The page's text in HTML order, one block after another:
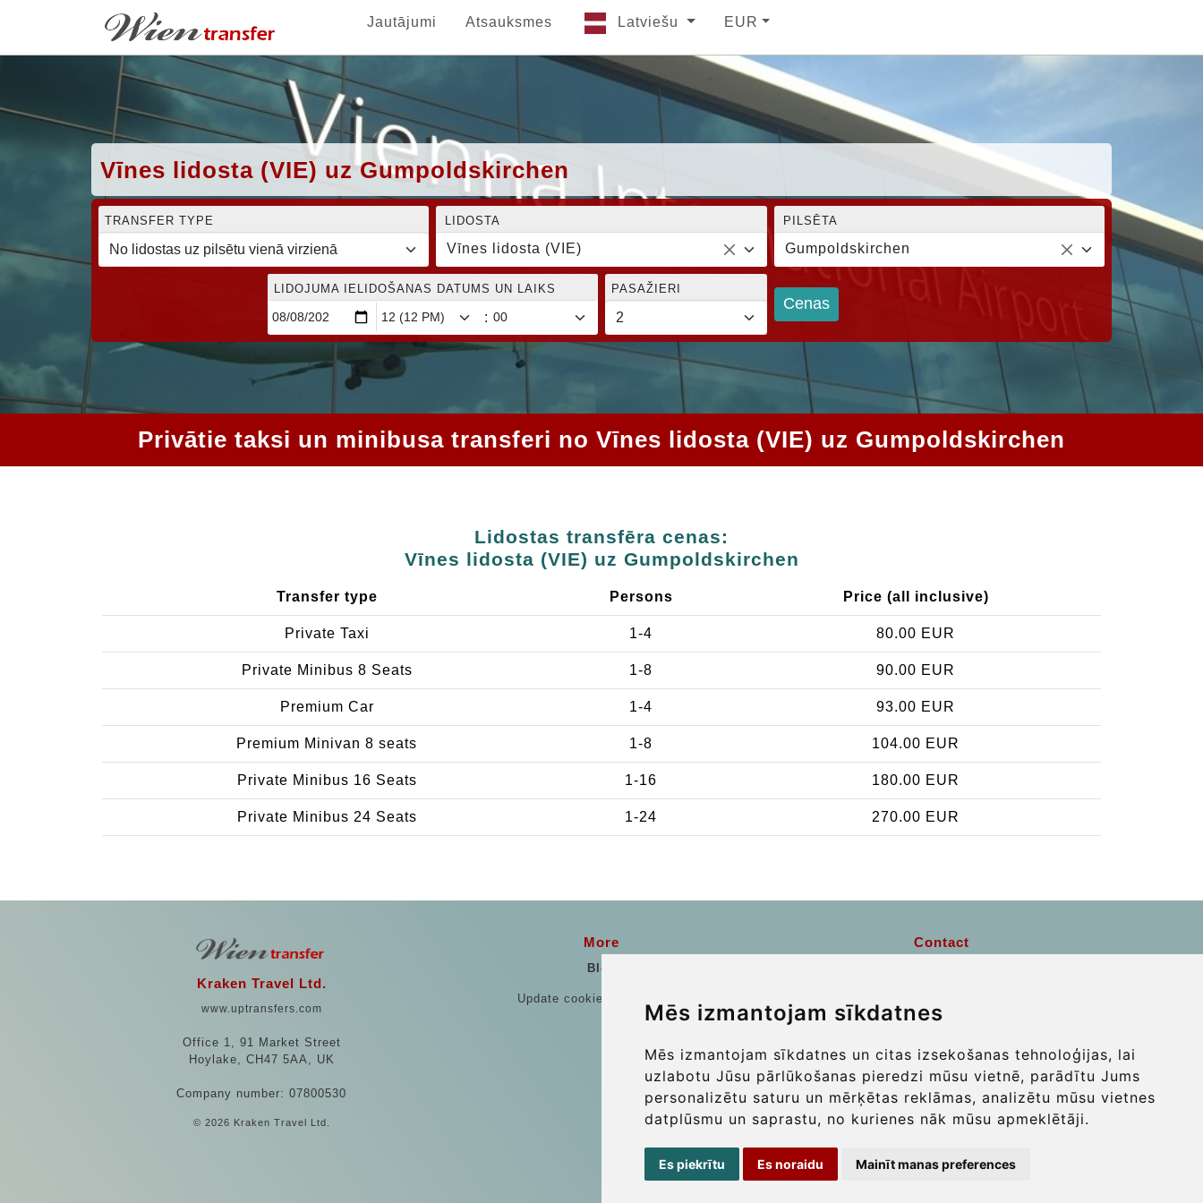
Mēs izmantojam sīkdatnes
Mēs izmantojam sīkdatnes un citas izsekošanas tehnoloģijas, lai
uzlabotu Jūsu pārlūkošanas pieredzi mūsu vietnē, parādītu Jums
personalizētu saturu un mērķētas reklāmas, analizētu mūsu vietnes
datplūsmu un saprastu, no kurienes nāk mūsu apmeklētāji.
Es piekrītu Es noraidu Mainīt manas preferences
Jautājumi Atsauksmes Latviešu EUR
Vīnes lidosta (VIE) uz Gumpoldskirchen
TRANSFER TYPE LIDOSTA
Vīnes lidosta (VIE)
PILSĒTA
Gumpoldskirchen
LIDOJUMA IELIDOŠANAS DATUMS UN LAIKS
:
PASAŽIERI
Cenas
Privātie taksi un minibusa transferi no Vīnes lidosta (VIE) uz Gumpoldskirchen
Lidostas transfēra cenas:
Vīnes lidosta (VIE) uz Gumpoldskirchen
Transfer type Persons Price (all inclusive)
Private Taxi 1-4 80.00 EUR
Private Minibus 8 Seats 1-8 90.00 EUR
Premium Car 1-4 93.00 EUR
Premium Minivan 8 seats 1-8 104.00 EUR
Private Minibus 16 Seats 1-16 180.00 EUR
Private Minibus 24 Seats 1-24 270.00 EUR
Kraken Travel Ltd.
www.uptransfers.com
Office 1, 91 Market Street
Hoylake, CH47 5AA, UK
Company number: 07800530
© 2026 Kraken Travel Ltd.
More
Blog
Update cookies preferences
Contact
Secure Payment with STRIPE